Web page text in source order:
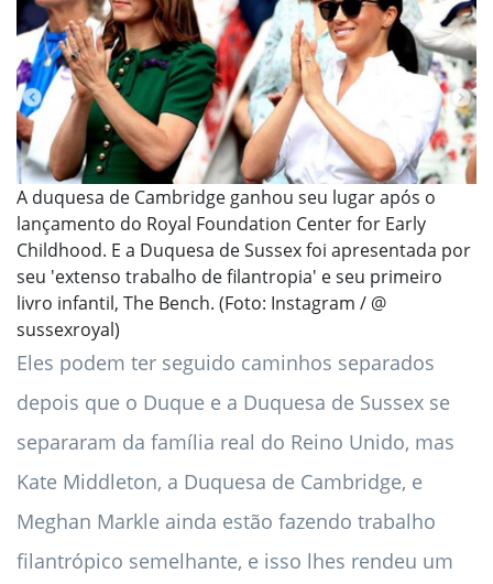
A duquesa de Cambridge ganhou seu lugar após o
lançamento do Royal Foundation Center for Early
Childhood. E a Duquesa de Sussex foi apresentada por
seu 'extenso trabalho de filantropia' e seu primeiro
livro infantil, The Bench. (Foto: Instagram / @
sussexroyal)
Eles podem ter seguido caminhos separados
depois que o Duque e a Duquesa de Sussex se
separaram da família real do Reino Unido, mas
Kate Middleton, a Duquesa de Cambridge, e
Meghan Markle ainda estão fazendo trabalho
filantrópico semelhante, e isso lhes rendeu um